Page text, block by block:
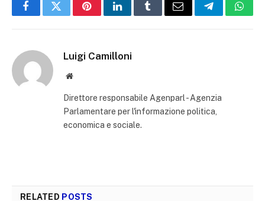
FacebookTwitterPinterestLinkedInTumblrEmail Telegram
Luigi Camilloni
Website
Direttore responsabile Agenparl - Agenzia
Parlamentare per l'informazione politica,
economica e sociale.
RELATED POSTS